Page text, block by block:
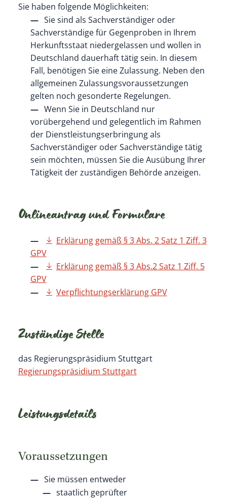
Sie haben folgende Möglichkeiten:
Sie sind als Sachverständiger oder
Sachverständige für Gegenproben in Ihrem
Herkunftsstaat niedergelassen und wollen in
Deutschland dauerhaft tätig sein. In diesem
Fall, benötigen Sie eine Zulassung. Neben den
allgemeinen Zulassungsvoraussetzungen
gelten noch gesonderte Regelungen.
Wenn Sie in Deutschland nur
vorübergehend und gelegentlich im Rahmen
der Dienstleistungserbringung als
Sachverständiger oder Sachverständige tätig
sein möchten, müssen Sie die Ausübung Ihrer
Tätigkeit der zuständigen Behörde anzeigen.
Onlineantrag und Formulare
Erklärung gemäß § 3 Abs. 2 Satz 1 Ziff. 3
GPV
Erklärung gemäß § 3 Abs.2 Satz 1 Ziff. 5
GPV
Verpflichtungserklärung GPV
Zuständige Stelle
das Regierungspräsidium Stuttgart
Regierungspräsidium Stuttgart
Leistungsdetails
Voraussetzungen
Sie müssen entweder
staatlich geprüfter